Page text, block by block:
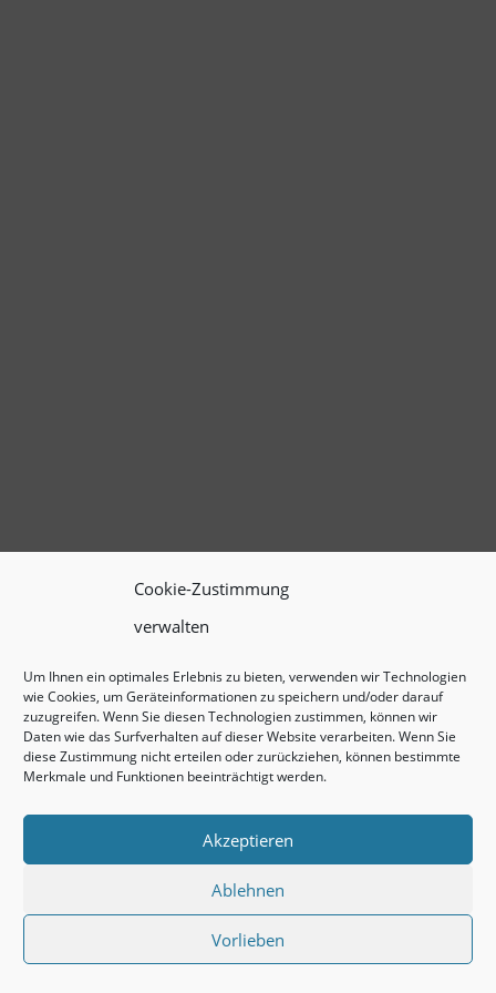
Cookie-Zustimmung
verwalten
Um Ihnen ein optimales Erlebnis zu bieten, verwenden wir Technologien
wie Cookies, um Geräteinformationen zu speichern und/oder darauf
zuzugreifen. Wenn Sie diesen Technologien zustimmen, können wir
Daten wie das Surfverhalten auf dieser Website verarbeiten. Wenn Sie
diese Zustimmung nicht erteilen oder zurückziehen, können bestimmte
Merkmale und Funktionen beeinträchtigt werden.
Akzeptieren
Ablehnen
Vorlieben